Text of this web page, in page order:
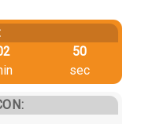
49
sec